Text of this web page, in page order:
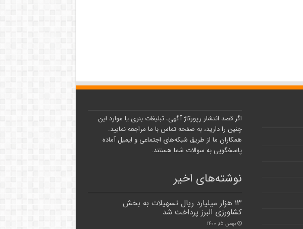
اگر قصد انتشار رپورتاژ آگهی، تبلیغات بنری یا موارد این
چنین را دارید، به صفحه تماس با ما مراجعه نمایید.
همکاران ما از طریق شبکه‌های اجتماعی و ایمیل آماده
پاسخگویی به سوالات شما هستند.
نوشته‌های اخیر
۱۳ هزار میلیارد ریال تسهیلات به بخش
کشاورزی البرز پرداخت شد
بهمن ۱۵, ۱۴۰۰